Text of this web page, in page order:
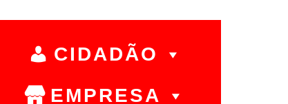
CIDADÃO
EMPRESA